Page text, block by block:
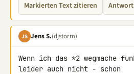
Markierten Text zitieren Antwort
JS Jens S.(djstorm)
Wenn ich das *2 wegmache
leider auch nicht - schon